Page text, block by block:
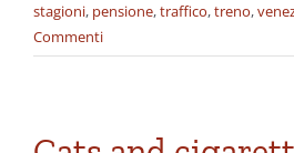
stagioni, pensione,traffico,treno,
Commenti